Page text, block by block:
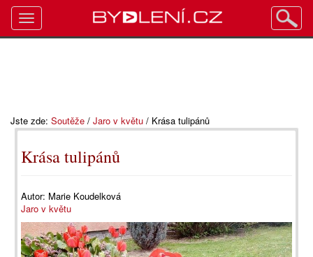
Jste zde: Soutěže / Jaro v květu / Krása tulipánů
Krása tulipánů
Autor: Marie Koudelková
Jaro v květu
Toggle
navigation